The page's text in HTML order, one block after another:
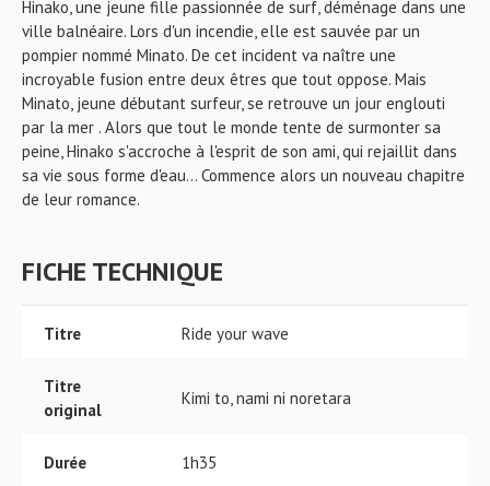
Hinako, une jeune fille passionnée de surf, déménage dans une
ville balnéaire. Lors d'un incendie, elle est sauvée par un
pompier nommé Minato. De cet incident va naître une
incroyable fusion entre deux êtres que tout oppose. Mais
Minato, jeune débutant surfeur, se retrouve un jour englouti
par la mer . Alors que tout le monde tente de surmonter sa
peine, Hinako s'accroche à l'esprit de son ami, qui rejaillit dans
sa vie sous forme d'eau... Commence alors un nouveau chapitre
de leur romance.
FICHE TECHNIQUE
Titre Ride your wave
Titre
original
Kimi to, nami ni noretara
Durée 1h35